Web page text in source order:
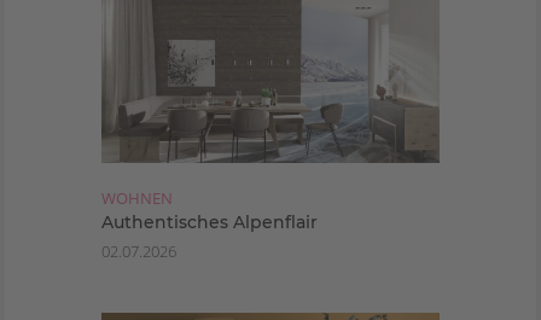
WOHNEN
Authentisches Alpenflair
02.07.2026